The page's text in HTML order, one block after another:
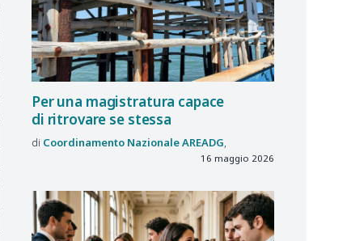
Per una magistratura capace
di ritrovare se stessa
Coordinamento NazionaleAREADG
16 maggio 2026